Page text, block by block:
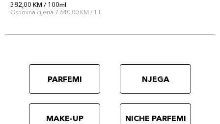
382,00 KM / 100ml
Osnovna cijena 7.640,00 KM / 1 l
PARFEMI NJEGA
MAKE-UP NICHE PARFEMI